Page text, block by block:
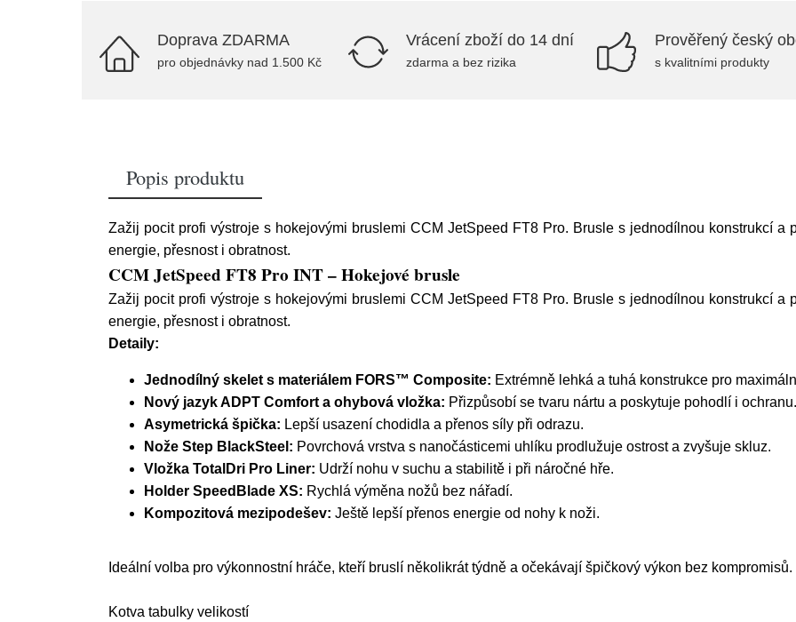
Doprava ZDARMA
pro objednávky nad 1.500 Kč
Vrácení zboží do 14 dní
zdarma a bez rizika
Prověřený český
s kvalitními produkty
Popis produktu
Zažij pocit profi výstroje s hokejovými bruslemi CCM JetSpeed FT8 Pro. Brusle s jednodílnou konstrukcí a
energie, přesnost i obratnost.
CCM JetSpeed FT8 Pro INT – Hokejové brusle
Zažij pocit profi výstroje s hokejovými bruslemi CCM JetSpeed FT8 Pro. Brusle s jednodílnou konstrukcí a
energie, přesnost i obratnost.
Detaily:
Jednodílný skelet s materiálem FORS™ Composite: Extrémně lehká a tuhá konstrukce pro
Nový jazyk ADPT Comfort a ohybová vložka: Přizpůsobí se tvaru nártu a poskytuje pohodlí i ochranu.
Asymetrická špička: Lepší usazení chodidla a přenos síly při odrazu.
Nože Step BlackSteel: Povrchová vrstva s nanočásticemi uhlíku prodlužuje ostrost a zvyšuje skluz.
Vložka TotalDri Pro Liner: Udrží nohu v suchu a stabilitě i při náročné hře.
Holder SpeedBlade XS: Rychlá výměna nožů bez nářadí.
Kompozitová mezipodešev: Ještě lepší přenos energie od nohy k noži.
Ideální volba pro výkonnostní hráče, kteří bruslí několikrát týdně a očekávají špičkový výkon bez kompromisů.
Kotva tabulky velikostí